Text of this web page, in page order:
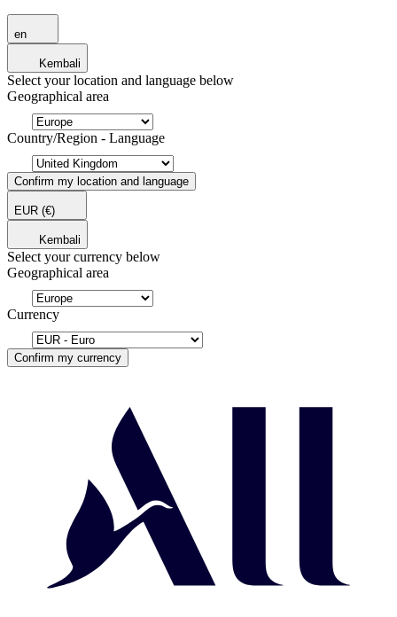
en
Kembali
Select your location and language below
Geographical area
Country/Region - Language
Confirm my location and language
EUR (€)
Kembali
Select your currency below
Geographical area
Currency
Confirm my currency